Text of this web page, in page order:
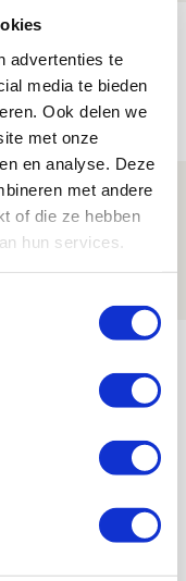
advertenties te
media te bieden
Ook delen we
met onze
en analyse. Deze
met andere
of die ze hebben
hun services.
begin
1? Dat
uit
meiden